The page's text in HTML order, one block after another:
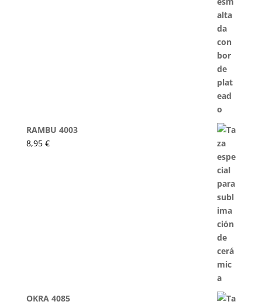
RAMBU 4003
8,95 €
OKRA 4085